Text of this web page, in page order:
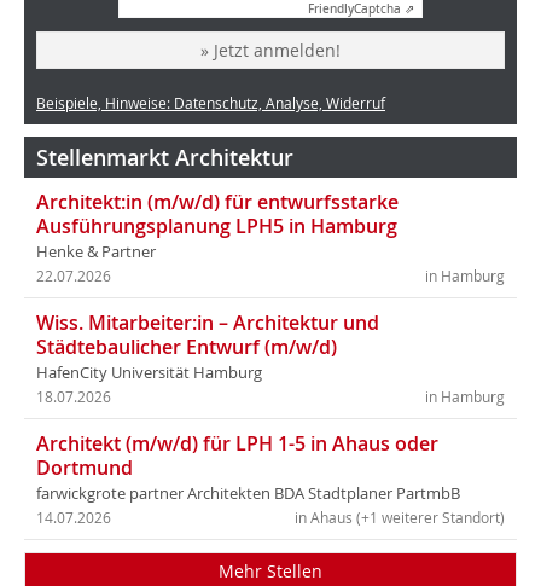
FriendlyCaptcha ⇗
» Jetzt anmelden!
Beispiele, Hinweise: Datenschutz, Analyse, Widerruf
Stellenmarkt Architektur
Architekt:in (m/w/d) für entwurfsstarke
Ausführungsplanung LPH5 in Hamburg
Henke & Partner
in Hamburg
22.07.2026
Wiss. Mitarbeiter:in – Architektur und
Städtebaulicher Entwurf (m/w/d)
HafenCity Universität Hamburg
in Hamburg
18.07.2026
Architekt (m/w/d) für LPH 1-5 in Ahaus oder
Dortmund
farwickgrote partner Architekten BDA Stadtplaner PartmbB
in Ahaus (+1 weiterer Standort)
14.07.2026
Mehr Stellen